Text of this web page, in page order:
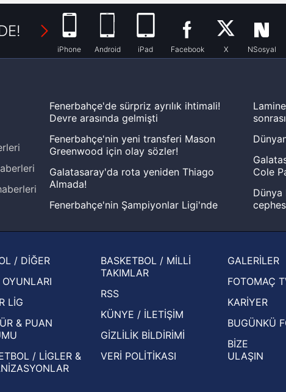
iPhone Android iPad Facebook X NSosyal
Fenerbahçe'de sürpriz ayrılık ihtimali!
Devre arasında gelmişti
Fenerbahçe'nin yeni transferi Mason
Greenwood için olay sözler!
Galatasaray'da rota yeniden Thiago
Almada!
Fenerbahçe'nin Şampiyonlar Ligi'nde
Zabrze'yi elerlerse...
basından gündem olan manşetler!
Beşiktaş'ın UEFA Avrupa Ligi'nde 3. Ön
Eleme Turu muhtemel rakipleri belli oldu!
Cole
Dünya
oldu
/ DİĞER
LİG
& PUAN
/ LİGLER &
BASKETBOL / MİLLİ
TAKIMLAR
RSS
KÜNYE / İLETİŞİM
GİZLİLİK BİLDİRİMİ
VERİ POLİTİKASI
GALERİLER
FOTOMAÇ
KARİYER
BUGÜNKÜ
BİZE
ULAŞIN